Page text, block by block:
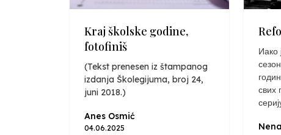
Kraj školske godine,
fotofiniš
(Tekst prenesen iz štampanog
izdanja Školegijuma, broj 24,
juni 2018.)
Anes Osmić
04.06.2025
Иако
свих